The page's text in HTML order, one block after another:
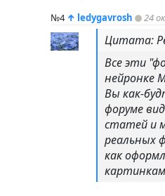
№4 ↑ ledygavrosh 24
Цитата:
Все эти
нейронке
Вы как-
форуме
статей и
реальных
как